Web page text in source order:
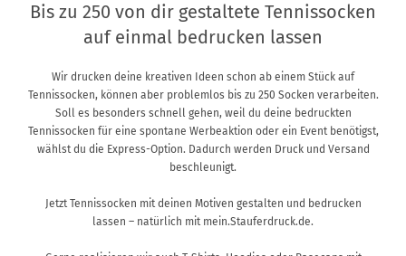
Bis zu 250 von dir gestaltete Tennissocken
auf einmal bedrucken lassen
Wir drucken deine kreativen Ideen schon ab einem Stück auf
Tennissocken, können aber problemlos bis zu 250 Socken verarbeiten.
Soll es besonders schnell gehen, weil du deine bedruckten
Tennissocken für eine spontane Werbeaktion oder ein Event benötigst,
wählst du die Express-Option. Dadurch werden Druck und Versand
beschleunigt.
Jetzt Tennissocken mit deinen Motiven gestalten und bedrucken
lassen – natürlich mit mein.Stauferdruck.de.